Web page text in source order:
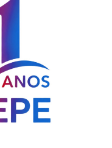
com o Mal de Chagas